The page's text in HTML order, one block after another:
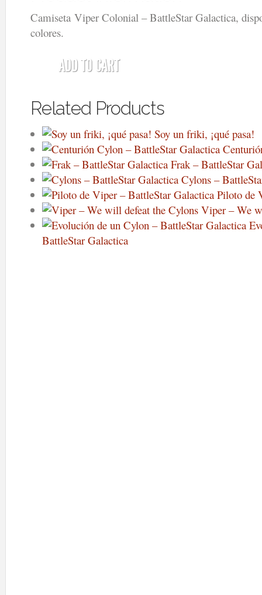
Camiseta Viper Colonial – BattleStar Galactica,
colores.
ADD TO CART
Related Products
Soy un friki, ¡qué pasa!
Frak – BattleStar
Cylons –
Piloto de
Viper – We
BattleStar Galactica